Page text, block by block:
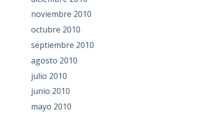
noviembre 2010
octubre 2010
septiembre 2010
agosto 2010
julio 2010
junio 2010
mayo 2010